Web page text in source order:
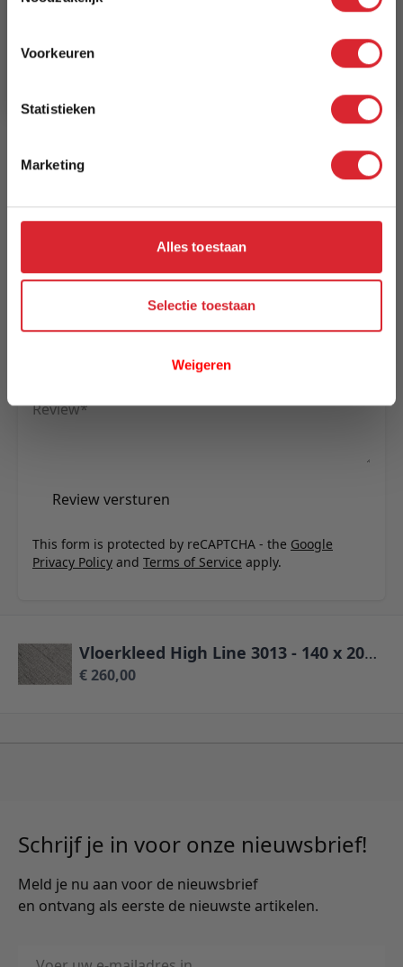
Voorkeuren
Statistieken
Marketing
Alles toestaan
Selectie toestaan
Weigeren
Schrijf uw eigen review
Review
Review versturen
This form is protected by reCAPTCHA - the Google
Privacy Policy and Terms of Service apply.
140 cm
Model
Vloerkleed High Line 3013 - 140 x 200 cm
€ 260,00
Schrijf je in voor onze nieuwsbrief!
Meld je nu aan voor de nieuwsbrief
en ontvang als eerste de nieuwste artikelen.
E-mailadres